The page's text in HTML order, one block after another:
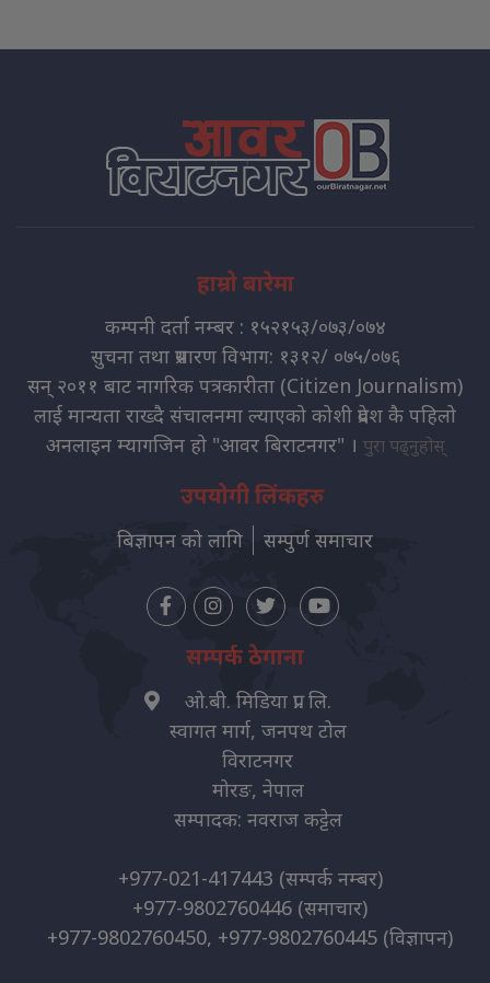
हाम्रो बारेमा
कम्पनी दर्ता नम्बर : १५२१५३/०७३/०७४
सुचना तथा प्रसारण विभाग: १३१२/ ०७५/०७६
सन् २०११ बाट नागरिक पत्रकारीता (Citizen Journalism)
लाई मान्यता राख्दै संचालनमा ल्याएको कोशी प्रदेश कै पहिलो
अनलाइन म्यागजिन हो "आवर बिराटनगर" । पुरा पढ्नुहोस्
उपयोगी लिंकहरु
बिज्ञापन को लागि सम्पुर्ण समाचार
सम्पर्क ठेगाना
ओ.बी. मिडिया प्रा. लि.
स्वागत मार्ग, जनपथ टोल
विराटनगर
मोरङ, नेपाल
सम्पादक: नवराज कट्टेल
+977-021-417443 (सम्पर्क नम्बर)
+977-9802760446 (समाचार)
+977-9802760450, +977-9802760445 (विज्ञापन)